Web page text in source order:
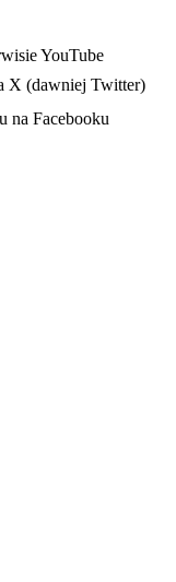
YouTube
X (dawniej Twitter)
na Facebooku